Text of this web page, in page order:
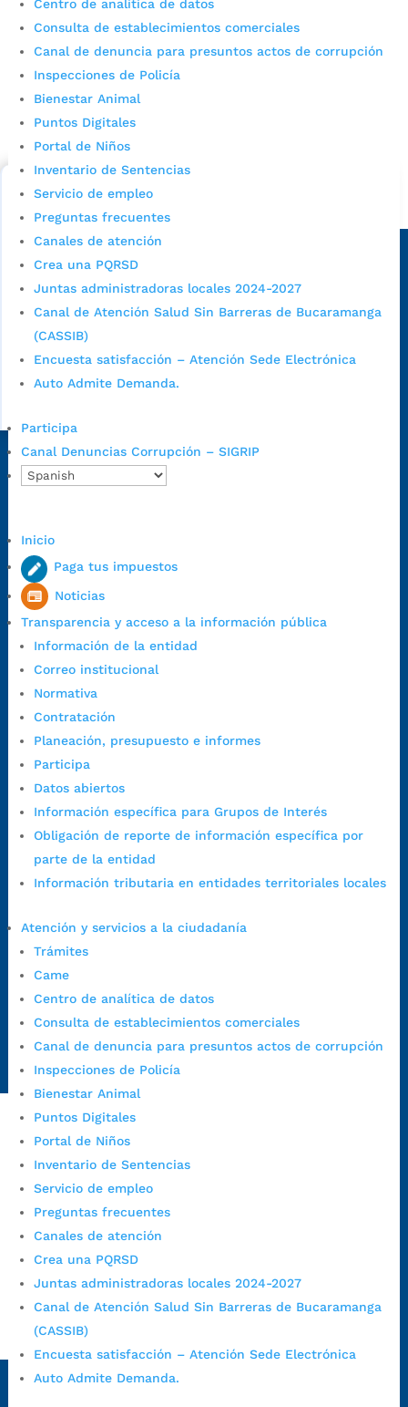
Centro de analítica de datos
Consulta de establecimientos comerciales
Canal de denuncia para presuntos actos de corrupción
Inspecciones de Policía
Bienestar Animal
Puntos Digitales
Portal de Niños
Inventario de Sentencias
Servicio de empleo
Preguntas frecuentes
Canales de atención
Crea una PQRSD
Juntas administradoras locales 2024-2027
Canal de Atención Salud Sin Barreras de Bucaramanga
(CASSIB)
Encuesta satisfacción – Atención Sede Electrónica
Auto Admite Demanda.
Participa
Canal Denuncias Corrupción – SIGRIP
Inicio
Paga tus impuestos
Noticias
Transparencia y acceso a la información pública
Información de la entidad
Correo institucional
Normativa
Contratación
Planeación, presupuesto e informes
Participa
Datos abiertos
Información específica para Grupos de Interés
Obligación de reporte de información específica por
parte de la entidad
Información tributaria en entidades territoriales locales
Atención y servicios a la ciudadanía
Trámites
Came
Centro de analítica de datos
Consulta de establecimientos comerciales
Canal de denuncia para presuntos actos de corrupción
Inspecciones de Policía
Bienestar Animal
Puntos Digitales
Portal de Niños
Inventario de Sentencias
Servicio de empleo
Preguntas frecuentes
Canales de atención
Crea una PQRSD
Juntas administradoras locales 2024-2027
Canal de Atención Salud Sin Barreras de Bucaramanga
(CASSIB)
Encuesta satisfacción – Atención Sede Electrónica
Auto Admite Demanda.
Cupos Escolares Bucaramanga 2022
Consulta aqui los pasos para inscribirse y solicitar un
cupo escolar en los colegios oficiales de
Bucaramanga.
Alcaldía de Bucaramanga
Sede principal
Dirección Fase I:Calle 35 # 10-43, Bucaramanga, Santander,
Colombia.
Colombia
Código Postal:
680006. Código Dane: 68001.
Horario de Atención:
1:00 p.m. a 5:30 p.m. / viernes jornada continua en el horario de
7:00 a.m. a 5:00 p.m., con 30 minutos de descanso al medio día.
Horario de Atención CAME (Central):
Lunes a jueves: 7:00 a.m. a 12:00 m y de 1:00 p.m. a 5:30 p.m.
Viernes: 7:00 a.m. a 5:00 p.m. en Jornada Continua con
30 minutos de descanso al medio día.
Horario de Atención CAME (Norte):
Dirección:Carrera 12 #16N-84 del barrio Kennedy.
Horario habitual de lunes a viernes en
a.m. a 3:00 p.m.
Teléfono Conmutador:+57 (607) 633 70 00
Líneagratuita:+57 (607) 652 55 55
Correo Institucional: contactenos@bucaramanga.gov.co
judiciales:
https://www.bucaramanga.gov.co/gobierno-ciudadanos-
1/secretarias/oficina-de-control-interno-disciplinario/
@AlcaldíaBGA
PrensaBucaramanga
Autorización de Tratamiento de Datos Personales